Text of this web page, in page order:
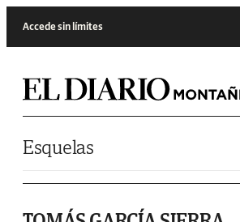
Accede sin límites
Esquelas